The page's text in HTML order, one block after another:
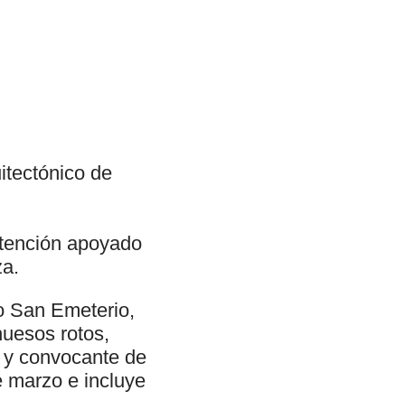
de
apoyado
San Emeterio,
rotos,
convocante de
marzo e incluye